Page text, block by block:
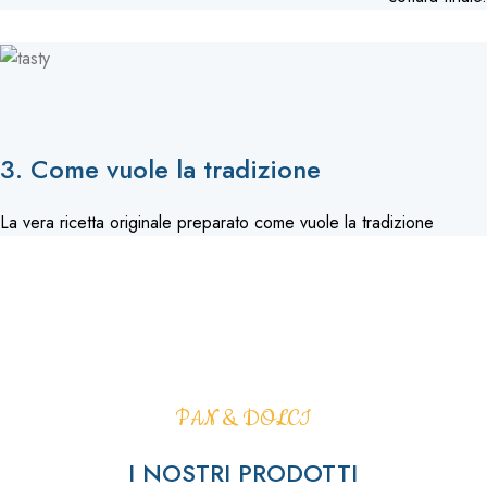
3. Come vuole la tradizione
La vera ricetta originale preparato come vuole la tradizione
PAN & DOLCI
I NOSTRI PRODOTTI